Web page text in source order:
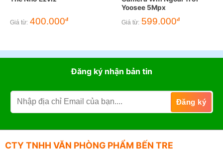
Giá từ: 400.000đ
Yoosee 5Mpx
Giá từ: 599.000đ
Đăng ký nhận bản tin
CTY TNHH VĂN PHÒNG PHẨM BẾN TRE